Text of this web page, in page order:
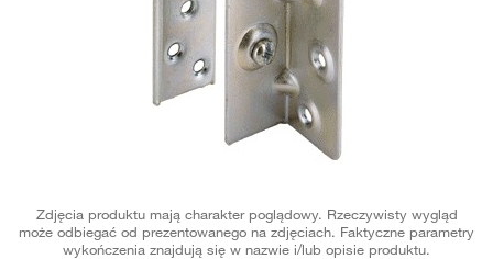
Zdjęcia produktu mają charakter poglądowy. Rzeczywisty wygląd
może odbiegać od prezentowanego na zdjęciach. Faktyczne parametry
wykończenia znajdują się w nazwie i/lub opisie produktu.